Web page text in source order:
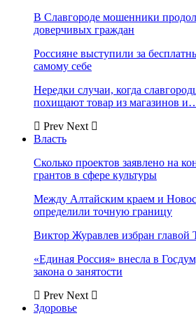
В Славгороде мошенники
доверчивых граждан
Россияне выступили за
самому себе
Нередки случаи, когда
похищают товар из магазинов
Prev Next
Власть
Сколько проектов заявлено на
грантов в сфере культуры
Между Алтайским краем и
определили точную границу
Виктор Журавлев избран главой
«Единая Россия» внесла в
закона о занятости
Prev Next
Здоровье